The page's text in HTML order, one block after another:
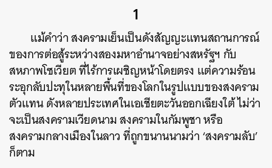
1
แม้คำว่า สงครามเย็นเป็นดังสัญญะแทนสถานการณ์
ของการต่อสู้ระหว่างสองมหาอำนาจอย่างสหรัฐฯ กับ
สหภาพโซเวียต ที่ไร้การเผชิญหน้าโดยตรง แต่ความร้อน
ระอุกลับปะทุในหลายพื้นที่ของโลกในรูปแบบของสงคราม
ตัวแทน ดังหลายประเทศในเอเชียตะวันออกเฉียงใต้ ไม่ว่า
จะเป็นสงครามเวียดนาม สงครามในกัมพูชา หรือ
สงครามกลางเมืองในลาว ที่ถูกขนานนามว่า ‘สงครามลับ’
ก็ตาม